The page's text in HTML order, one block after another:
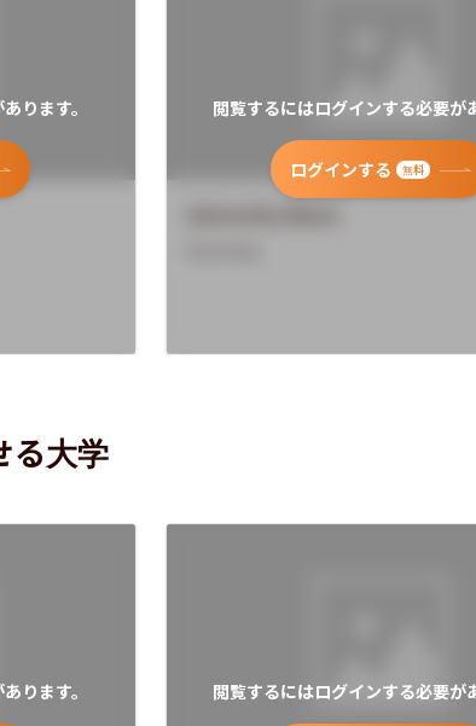
ります。 閲覧するにはログインする必要が
ログインする 無料
る大学
ります。 閲覧するにはログインする必要が